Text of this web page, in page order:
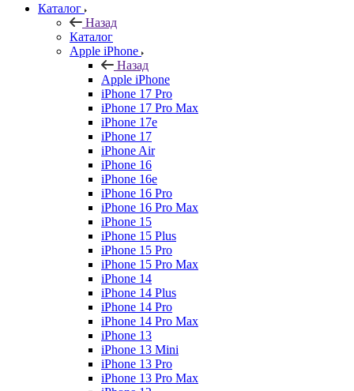
Каталог
Назад
Каталог
Apple iPhone
Назад
Apple iPhone
iPhone 17 Pro
iPhone 17 Pro Max
iPhone 17e
iPhone 17
iPhone Air
iPhone 16
iPhone 16e
iPhone 16 Pro
iPhone 16 Pro Max
iPhone 15
iPhone 15 Plus
iPhone 15 Pro
iPhone 15 Pro Max
iPhone 14
iPhone 14 Plus
iPhone 14 Pro
iPhone 14 Pro Max
iPhone 13
iPhone 13 Mini
iPhone 13 Pro
iPhone 13 Pro Max